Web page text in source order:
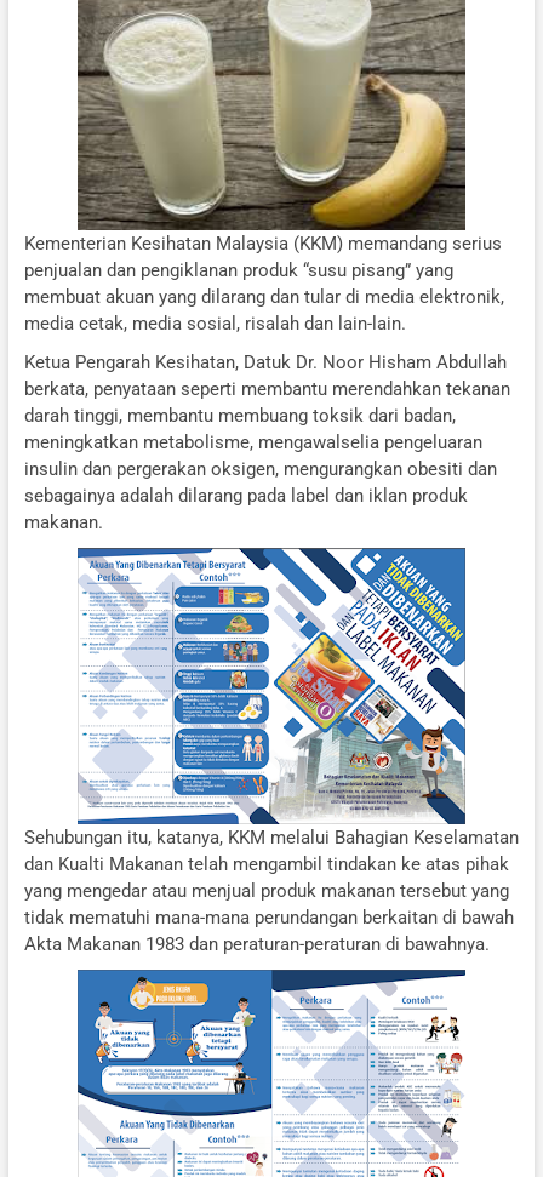
Kementerian Kesihatan Malaysia (KKM) memandang serius
penjualan dan pengiklanan produk “susu pisang” yang
membuat akuan yang dilarang dan tular di media elektronik,
media cetak, media sosial, risalah dan lain-lain.
Ketua Pengarah Kesihatan, Datuk Dr. Noor Hisham Abdullah
berkata, penyataan seperti membantu merendahkan tekanan
darah tinggi, membantu membuang toksik dari badan,
meningkatkan metabolisme, mengawalselia pengeluaran
insulin dan pergerakan oksigen, mengurangkan obesiti dan
sebagainya adalah dilarang pada label dan iklan produk
makanan.
Sehubungan itu, katanya, KKM melalui Bahagian Keselamatan
dan Kualti Makanan telah mengambil tindakan ke atas pihak
yang mengedar atau menjual produk makanan tersebut yang
tidak mematuhi mana-mana perundangan berkaitan di bawah
Akta Makanan 1983 dan peraturan-peraturan di bawahnya.